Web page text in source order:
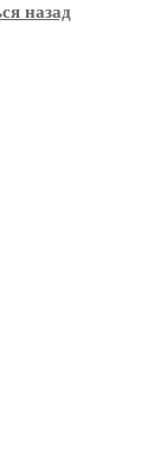
назад